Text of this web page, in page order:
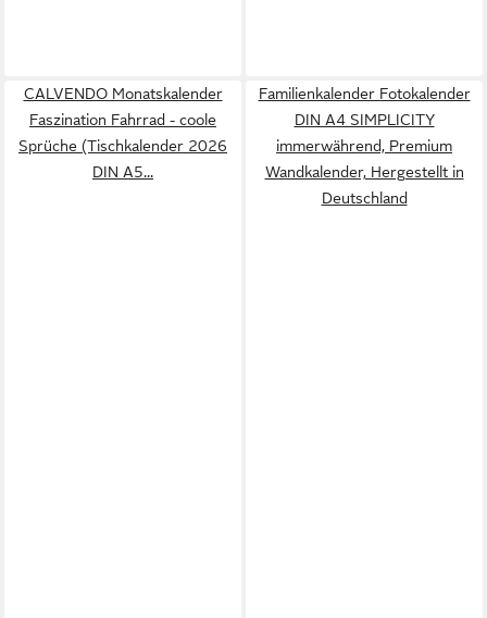
CALVENDO Monatskalender
Faszination Fahrrad - coole
Sprüche (Tischkalender 2026
DIN A5...
Familienkalender Fotokalender
DIN A4 SIMPLICITY
immerwährend, Premium
Wandkalender, Hergestellt in
Deutschland